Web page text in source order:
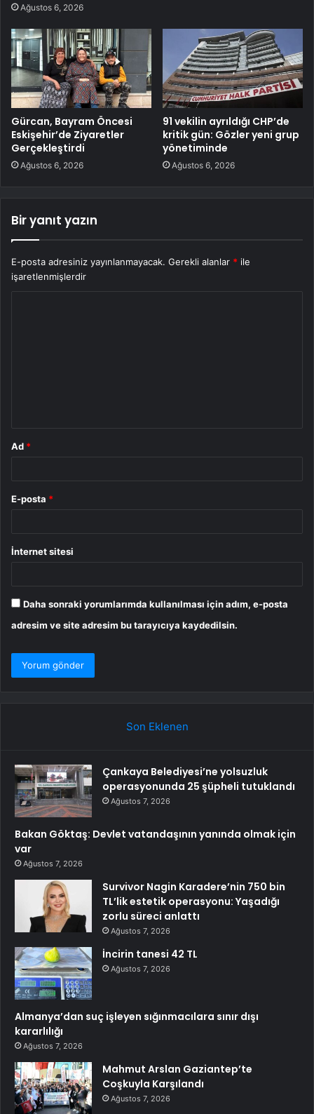
Ağustos 6, 2026
Gürcan, Bayram Öncesi
Eskişehir’de Ziyaretler
Gerçekleştirdi
Ağustos 6, 2026
91 vekilin ayrıldığı CHP’de
kritik gün: Gözler yeni grup
yönetiminde
Ağustos 6, 2026
Bir yanıt yazın
E-posta adresiniz yayınlanmayacak. Gerekli alanlar * ile
işaretlenmişlerdir
Ad *
E-posta *
İnternet sitesi
Daha sonraki yorumlarımda kullanılması için adım, e-posta
adresim ve site adresim bu tarayıcıya kaydedilsin.
Son Eklenen
Çankaya Belediyesi’ne yolsuzluk
operasyonunda 25 şüpheli tutuklandı
Ağustos 7, 2026
Bakan Göktaş: Devlet vatandaşının yanında olmak için
var
Ağustos 7, 2026
Survivor Nagin Karadere’nin 750 bin
TL’lik estetik operasyonu: Yaşadığı
zorlu süreci anlattı
Ağustos 7, 2026
İncirin tanesi 42 TL
Ağustos 7, 2026
Almanya’dan suç işleyen sığınmacılara sınır dışı
kararlılığı
Ağustos 7, 2026
Mahmut Arslan Gaziantep’te
Coşkuyla Karşılandı
Ağustos 7, 2026